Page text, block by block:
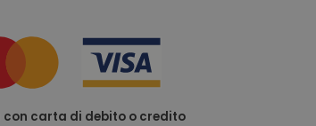
con carta di debito o credito